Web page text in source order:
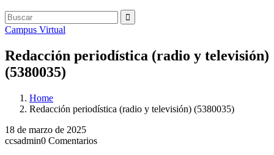
Campus Virtual
Redacción periodística (radio y televisión)
(5380035)
Home
Redacción periodística (radio y televisión) (5380035)
18 de marzo de 2025
ccsadmin0 Comentarios